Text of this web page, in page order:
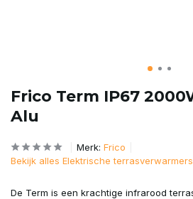
Frico Term IP67
Alu
Merk: Frico
Bekijk alles Elektrische terrasverwarmers
De Term is een krachtige infrarood